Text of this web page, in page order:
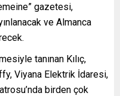
gazetesi,
ve Almanca
tanınan Kılıç,
Viyana Elektrik İdaresi,
birden çok